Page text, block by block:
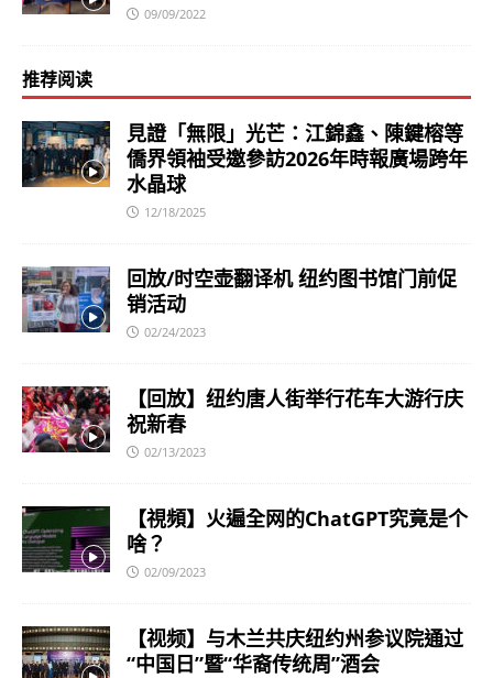
09/09/2022
推荐阅读
見證「無限」光芒：江錦鑫、陳鍵榕等
僑界領袖受邀參訪2026年時報廣場跨年
水晶球
12/18/2025
回放/时空壶翻译机 纽约图书馆门前促
销活动
02/24/2023
【回放】纽约唐人街举行花车大游行庆
祝新春
02/13/2023
【視頻】火遍全网的ChatGPT究竟是个
啥？
02/09/2023
【视频】与木兰共庆纽约州参议院通过
“中国日”暨“华裔传统周”酒会